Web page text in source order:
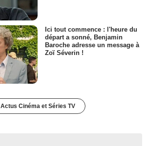
Ici tout commence : l'heure du
départ a sonné, Benjamin
Baroche adresse un message à
Zoï Séverin !
Actus Cinéma et Séries TV